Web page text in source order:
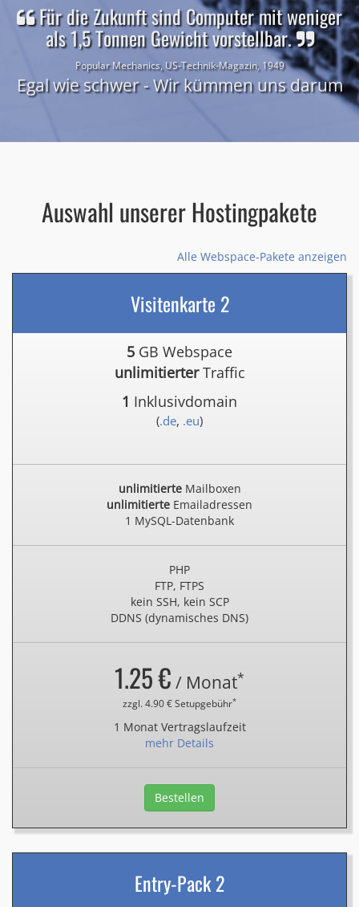
Für die Zukunft sind Computer mit weniger
als 1,5 Tonnen Gewicht vorstellbar.
Popular Mechanics, US-Technik-Magazin, 1949
Egal wie schwer - Wir kümmen uns darum
Auswahl unserer Hostingpakete
Alle Webspace-Pakete anzeigen
Visitenkarte 2
5 GB Webspace
unlimitierterTraffic
1 Inklusivdomain
(.de, .eu)
unlimitierteMailboxen
unlimitierte Emailadressen
1 MySQL-Datenbank
PHP
FTP, FTPS
kein SSH, kein SCP
DDNS (dynamisches DNS)
1.25 € / Monat*
zzgl. 4.90 € Setupgebühr*
1 Monat Vertragslaufzeit
mehr Details
Bestellen
Entry-Pack 2